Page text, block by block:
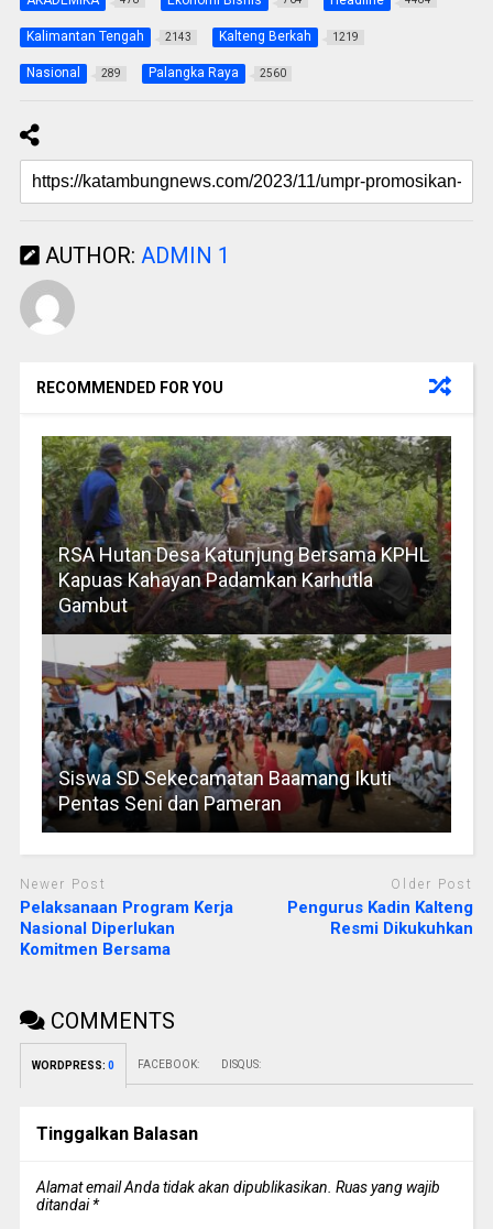
Kalimantan Tengah 2143 Kalteng Berkah 1219
Nasional 289 Palangka Raya 2560
AUTHOR: ADMIN 1
RECOMMENDED FOR YOU
RSA Hutan Desa Katunjung Bersama KPHL
Kapuas Kahayan Padamkan Karhutla
Gambut
Siswa SD Sekecamatan Baamang Ikuti
Pentas Seni dan Pameran
Newer Post
Pelaksanaan Program Kerja
Nasional Diperlukan
Komitmen Bersama
Older Post
Pengurus Kadin Kalteng
Resmi Dikukuhkan
COMMENTS
WORDPRESS: 0 FACEBOOK: DISQUS:
Tinggalkan Balasan
Alamat email Anda tidak akan dipublikasikan. Ruas yang wajib
ditandai*